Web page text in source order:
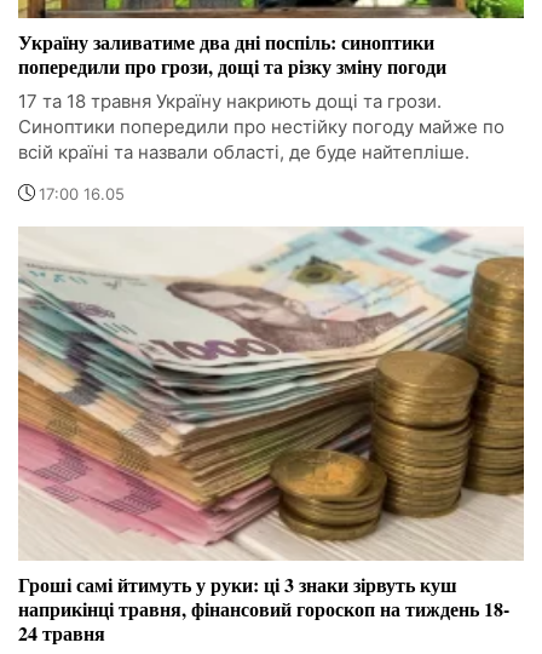
Україну заливатиме два дні поспіль: синоптики
попередили про грози, дощі та різку зміну погоди
17 та 18 травня Україну накриють дощі та грози.
Синоптики попередили про нестійку погоду майже по
всій країні та назвали області, де буде найтепліше.
17:00 16.05
Гроші самі йтимуть у руки: ці 3 знаки зірвуть куш
наприкінці травня, фінансовий гороскоп на тиждень 18-
24 травня